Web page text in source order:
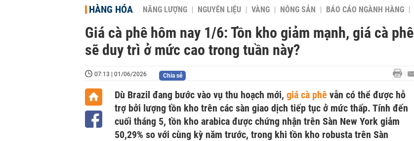
HÀNG HÓA NĂNG LƯỢNG NGUYÊN LIỆU VÀNG NÔNG SẢN BÁO CÁO NGÀNH HÀNG
Giá cà phê hôm nay 1/6: Tồn kho giảm mạnh, giá cà phê
sẽ duy trì ở mức cao trong tuần này?
07:13 | 01/06/2026 Chia sẻ
Dù Brazil đang bước vào vụ thu hoạch mới, giá cà phê vẫn có thể được hỗ
trợ bởi lượng tồn kho trên các sàn giao dịch tiếp tục ở mức thấp. Tính đến
cuối tháng 5, tồn kho arabica được chứng nhận trên Sàn New York giảm
50,29% so với cùng kỳ năm trước, trong khi tồn kho robusta trên Sàn